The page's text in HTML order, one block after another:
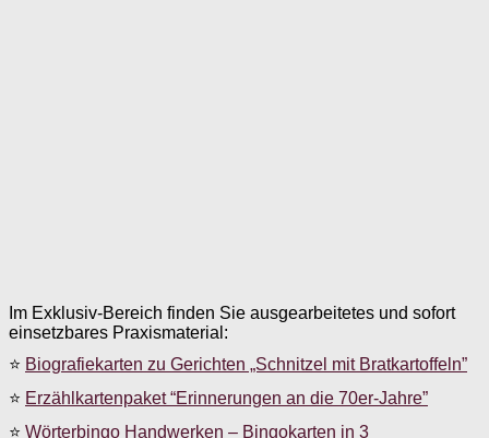
Im Exklusiv-Bereich finden Sie ausgearbeitetes und sofort
einsetzbares Praxismaterial:
⭐ Biografiekarten zu Gerichten „Schnitzel mit Bratkartoffeln”
⭐ Erzählkartenpaket “Erinnerungen an die 70er-Jahre”
⭐ Wörterbingo Handwerken – Bingokarten in 3